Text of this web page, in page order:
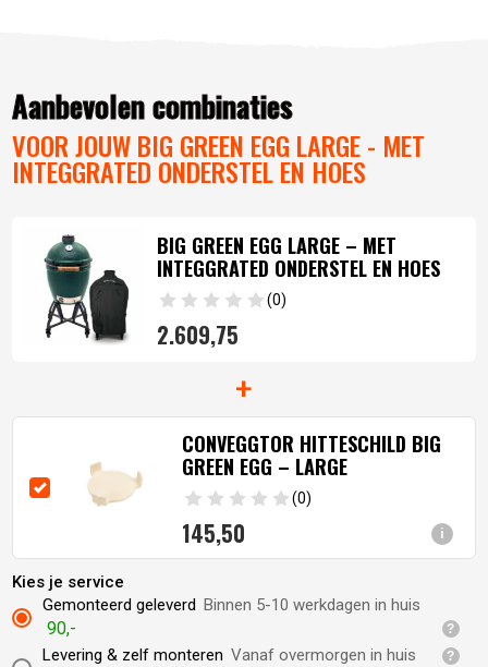
Aanbevolen combinaties
VOOR JOUW BIG GREEN EGG LARGE - MET
INTEGGRATED ONDERSTEL EN HOES
BIG GREEN EGG LARGE – MET
INTEGGRATED ONDERSTEL EN HOES
(0)
2.609,75
+
i
CONVEGGTOR HITTESCHILD BIG
GREEN EGG – LARGE
(0)
145,50
Kies je service
Gemonteerd geleverd
Binnen 5-10 werkdagen in huis
90,-
Levering & zelf monteren Vanaf overmorgen in huis